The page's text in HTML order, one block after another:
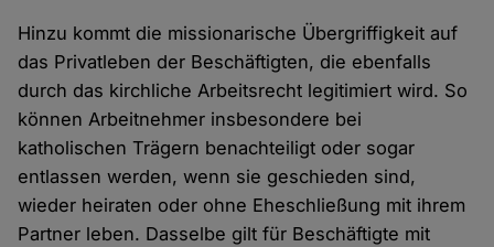
Hinzu kommt die missionarische Übergriffigkeit auf
das Privatleben der Beschäftigten, die ebenfalls
durch das kirchliche Arbeitsrecht legitimiert wird. So
können Arbeitnehmer insbesondere bei
katholischen Trägern benachteiligt oder sogar
entlassen werden, wenn sie geschieden sind,
wieder heiraten oder ohne Eheschließung mit ihrem
Partner leben. Dasselbe gilt für Beschäftigte mit